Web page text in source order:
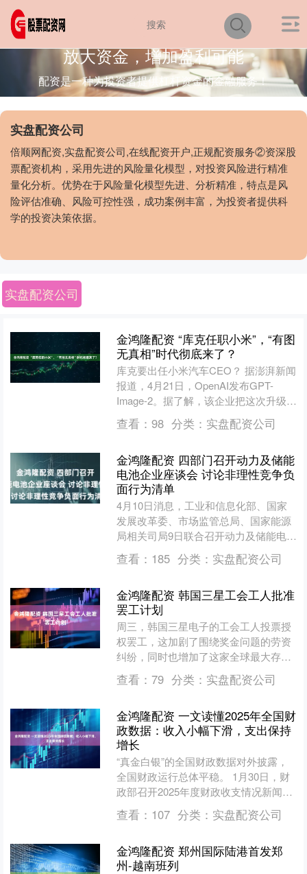
放大资金，增加盈利可能
配资是一种为投资者提供杠杆资金的金融服务！
实盘配资公司
倍顺网配资,实盘配资公司,在线配资开户,正规配资服务②资深股
票配资机构，采用先进的风险量化模型，对投资风险进行精准
量化分析。优势在于风险量化模型先进、分析精准，特点是风
险评估准确、风险可控性强，成功案例丰富，为投资者提供科
学的投资决策依据。
实盘配资公司
金鸿隆配资 “库克任职小米”，“有图
无真相”时代彻底来了？
库克要出任小米汽车CEO？ 据澎湃新闻
报道，4月21日，OpenAI发布GPT-
Image-2。据了解，该企业把这次升级概
括为图像生成进入新阶段，重点是文字
渲染....
查看： 98 分类： 实盘配资公司
金鸿隆配资 四部门召开动力及储能
电池企业座谈会 讨论非理性竞争负
面行为清单
4月10日消息，工业和信息化部、国家
发展改革委、市场监管总局、国家能源
局相关司局9日联合召开动力及储能电池
行业企业座谈会，部署规范产业竞争秩
序相关工作。会议强调....
查看： 185 分类： 实盘配资公司
金鸿隆配资 韩国三星工会工人批准
罢工计划
周三，韩国三星电子的工会工人投票授
权罢工，这加剧了围绕奖金问题的劳资
纠纷，同时也增加了这家全球最大存储
芯片制造商出现生产中断的风险。 工会
表示，在参与投票的66....
查看： 79 分类： 实盘配资公司
金鸿隆配资 一文读懂2025年全国财
政数据：收入小幅下滑，支出保持
增长
“真金白银”的全国财政数据对外披露，
全国财政运行总体平稳。 1月30日，财
政部召开2025年度财政收支情况新闻发
布会，公开了2025年全国财政收支状
况。 根据财....
查看： 107 分类： 实盘配资公司
金鸿隆配资 郑州国际陆港首发郑
州-越南班列